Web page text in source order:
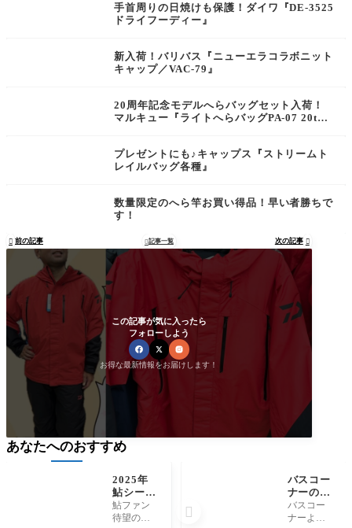
手首周りの日焼けも保護！ダイワ『DE-3525
ドライフーディー』
新入荷！バリバス『ニューエラコラボニット
キャップ／VAC-79』
20周年記念モデルへらバッグセット入荷！
マルキュー『ライトへらバッグPA-07 20th
プレゼントにも♪キャップス『ストリームト
レイルバッグ各種』
数量限定のへら竿お買い得品！早い者勝ちで
す！
 前の記事 記事一覧 次の記事 
この記事が気に入ったら
フォローしよう
お得な最新情報をお届けします！
あなたへのおすすめ
2025年
鮎シーズ
ン！あの
人気針
鮎ファン
待望のが
バスコー
ナーのご
案内
バスコー
ナーより
